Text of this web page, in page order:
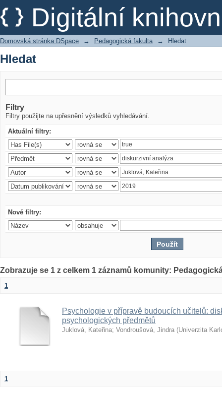
Digitální
Hledat
Domovská stránka DSpace → Pedagogická fakulta → Hledat
Hledat
Filtry
Filtry použijte na upřesnění výsledků vyhledávání.
Aktuální filtry:
Nové filtry:
Zobrazuje se 1 z celkem 1 záznamů komunity:
1
Psychologie v přípravě budoucích učitelů:
psychologických předmětů
Juklová, Kateřina; Vondroušová, Jindra (Univerzita
1